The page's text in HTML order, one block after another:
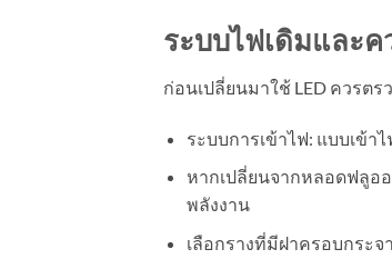
ระบบไฟเดิมและ
ก่อนเปลี่ยนมาใช้ LED ควรตร
ระบบการเข้าไฟ: แบบเข้า
หากเปลี่ยนจากหลอดฟลูอ
พลังงาน
เลือกรางที่มีฝาครอบกระ